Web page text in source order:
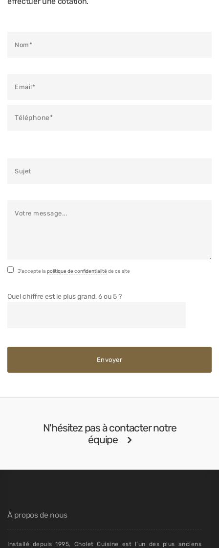
J'accepte lapolitique de confidentialité de ce site
Quel chiffre est le plus grand, 6 ou 5 ?
N'hésitez pas à contacter notre
équipe
À propos de nous
Installé depuis 1995, Cholet Cuisine est l’un des plus anciens